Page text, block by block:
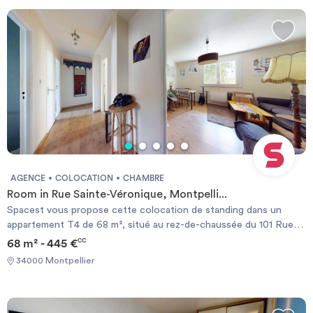
AGENCE COLOCATION CHAMBRE
Room in Rue Sainte-Véronique, Montpelli...
Spacest vous propose cette colocation de standing dans un
appartement T4 de 68 m², situé au rez-de-chaussée du 101 Rue
Sainte-Véronique à Montpellier.🏠 LE LOGEMENTEntièrement
meublé et décoré avec goût, ce bien offre un cadre de vie
chaleureux. La pièce de vie principale se compose d'un salon
aménagé avec un canapé confortable, une table basse ainsi qu'un
68 m² - 445 €CC
34000 Montpellier